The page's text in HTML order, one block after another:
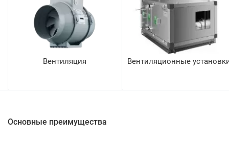
Вентиляция Вентиляционные
Основные преимущества